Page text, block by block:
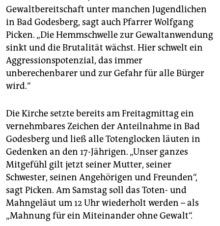
Gewaltbereitschaft unter manchen Jugendlichen
in Bad Godesberg, sagt auch Pfarrer Wolfgang
Picken. „Die Hemmschwelle zur Gewaltanwendung
sinkt und die Brutalität wächst. Hier schwelt ein
Aggressionspotenzial, das immer
unberechenbarer und zur Gefahr für alle Bürger
wird.“
Die Kirche setzte bereits am Freitagmittag ein
vernehmbares Zeichen der Anteilnahme in Bad
Godesberg und ließ alle Totenglocken läuten in
Gedenken an den 17-Jährigen. „Unser ganzes
Mitgefühl gilt jetzt seiner Mutter, seiner
Schwester, seinen Angehörigen und Freunden“,
sagt Picken. Am Samstag soll das Toten- und
Mahngeläut um 12 Uhr wiederholt werden – als
„Mahnung für ein Miteinander ohne Gewalt“.